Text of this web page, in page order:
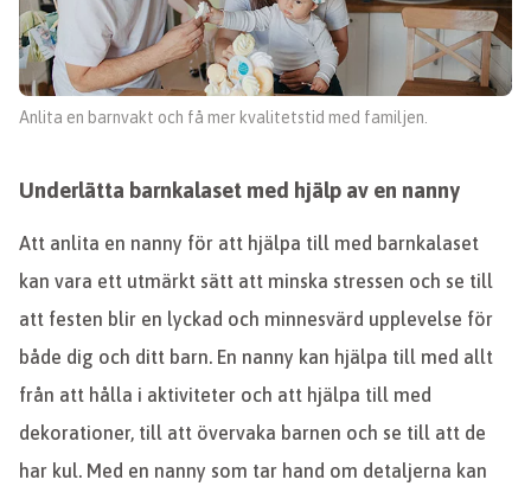
Anlita en barnvakt och få mer kvalitetstid med familjen.
Underlätta barnkalaset med hjälp av en nanny
Att anlita en nanny för att hjälpa till med barnkalaset
kan vara ett utmärkt sätt att minska stressen och se till
att festen blir en lyckad och minnesvärd upplevelse för
både dig och ditt barn. En nanny kan hjälpa till med allt
från att hålla i aktiviteter och att hjälpa till med
dekorationer, till att övervaka barnen och se till att de
har kul. Med en nanny som tar hand om detaljerna kan